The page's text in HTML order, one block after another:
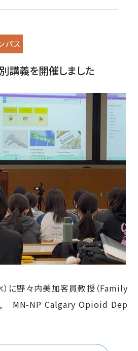
パス
講義を開催しました
に野々内美加客員教授（Family
MN-NP Calgary Opioid Dep